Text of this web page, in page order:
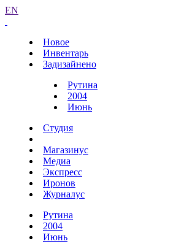
EN
Новое
Инвентарь
Задизайнено
Рутина
2004
Июнь
Студия
Магазинус
Медиа
Экспресс
Иронов
Журналус
Рутина
2004
Июнь